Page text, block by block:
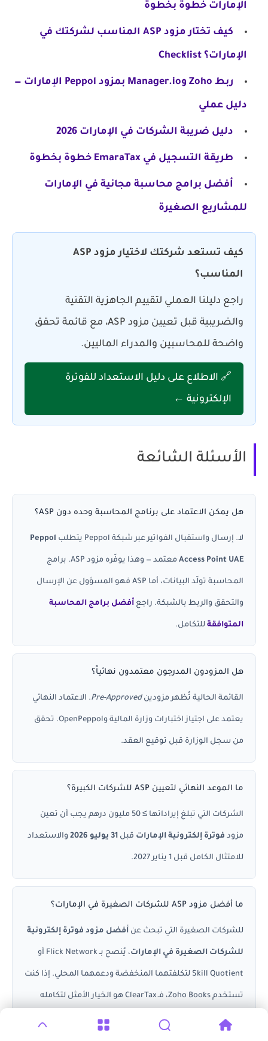
الإمارات خطوة بخطوة
كيف تختار مزود ASP المناسب لشركتك في
الإمارات؟ Checklist
ربط Zoho وManager.io بمزود Peppol الإمارات —
دليل عملي
دليل ضريبة الشركات في الإمارات 2026
طريقة التسجيل في EmaraTax خطوة بخطوة
أفضل برامج محاسبة مجانية في الإمارات
للمشاريع الصغيرة
كيف تستعد شركتك لاختيار مزود ASP
المناسب؟
راجع دليلنا العملي لتقييم الجاهزية التقنية
والضريبية قبل تعيين مزود ASP، مع قائمة تحقق
واضحة للمحاسبين والمدراء الماليين.
🔗 الاطلاع على دليل الاستعداد للفوترة
الإلكترونية ←
الأسئلة الشائعة
هل يمكن الاعتماد على برنامج المحاسبة وحده دون ASP؟
لا. إرسال واستقبال الفواتير عبر شبكة Peppol يتطلب Peppol
Access Point UAE معتمد — وهذا يوفّره مزود ASP. برامج
المحاسبة تولّد البيانات، أما ASP فهو المسؤول عن الإرسال
والتحقق والربط بالشبكة. راجع أفضل برامج المحاسبة
المتوافقة للتكامل.
هل المزودون المدرجون معتمدون نهائياً؟
القائمة الحالية تُظهر مزودينPre-Approved. الاعتماد النهائي
يعتمد على اجتياز اختبارات وزارة المالية وOpenPeppol. تحقق
من سجل الوزارة قبل توقيع العقد.
ما الموعد النهائي لتعيين ASP للشركات الكبيرة؟
الشركات التي تبلغ إيراداتها ≥ 50 مليون درهم يجب أن تعين
مزود فوترة إلكترونية الإمارات قبل 31 يوليو 2026 والاستعداد
للامتثال الكامل قبل 1 يناير 2027.
ما أفضل مزود ASP للشركات الصغيرة في الإمارات؟
للشركات الصغيرة التي تبحث عن أفضل مزود فوترة إلكترونية
للشركات الصغيرة في الإمارات ، يُنصح بـ Flick Network أو
Skill Quotient لتكلفتهما المنخفضة ودعمهما المحلي. إذا كنت
تستخدم Zoho Books، فـ ClearTax هو الخيار الأمثل لتكامله
المباشر.